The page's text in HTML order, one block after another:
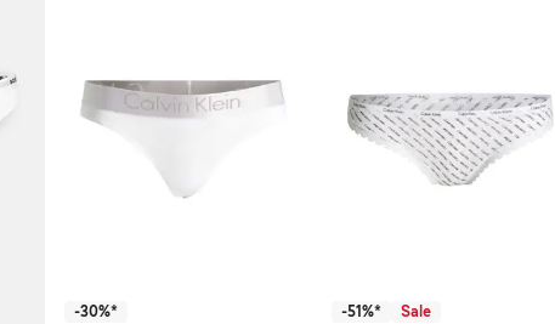
-30%* -51%* Sale